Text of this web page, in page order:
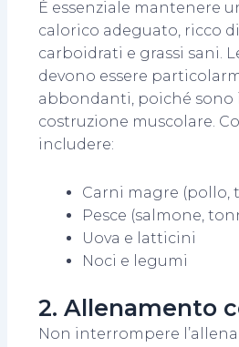
È essenziale mantenere
calorico adeguato, ricco
carboidrati e grassi sani.
devono essere
abbondanti, poiché sono
costruzione muscolare.
includere:
Carni magre (pollo,
Pesce (salmone,
Uova e latticini
Noci e legumi
2. Allenamento
Non interrompere